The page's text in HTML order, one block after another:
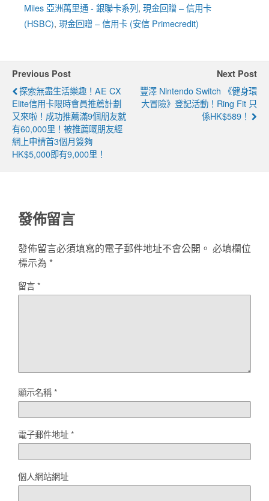
Miles 亞洲萬里通 - 銀聯卡系列, 現金回贈 – 信用卡
(HSBC), 現金回贈 – 信用卡 (安信 Primecredit)
Previous Post
探索無盡生活樂趣！AE CX
Elite信用卡限時會員推薦計劃
又來啦！成功推薦滿9個朋友就
有60,000里！被推薦嘅朋友經
網上申請首3個月簽夠
HK$5,000即有9,000里！
Next Post
豐澤 Nintendo Switch 《健身環
大冒險》登記活動！Ring Fit 只
係HK$589！
發佈留言
發佈留言必須填寫的電子郵件地址不會公開。 必填欄位
標示為 *
留言*
顯示名稱*
電子郵件地址*
個人網站網址